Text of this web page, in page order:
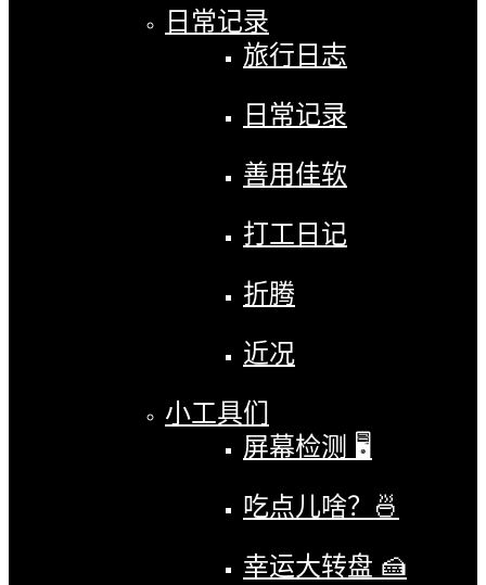
日常记录
旅行日志
日常记录
善用佳软
打工日记
折腾
近况
小工具们
屏幕检测 🖥
吃点儿啥？🍜
幸运大转盘 🍰